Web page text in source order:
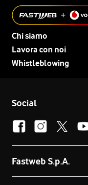
Chi siamo
Lavora con noi
Whistleblowing
Social
Fastweb S.p.A.